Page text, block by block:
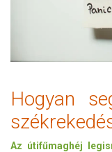
Hogyan
Az útifűmaghéj